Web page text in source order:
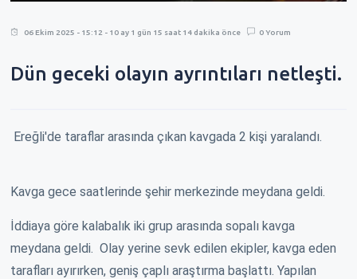
06 Ekim 2025 - 15:12 - 10 ay 1 gün 15 saat 14 dakika önce 0 Yorum
Dün geceki olayın ayrıntıları netleşti.
Ereğli'de taraflar arasında çıkan kavgada 2 kişi yaralandı.
Kavga gece saatlerinde şehir merkezinde meydana geldi.
İddiaya göre kalabalık iki grup arasında sopalı kavga
meydana geldi. Olay yerine sevk edilen ekipler, kavga eden
tarafları ayırırken, geniş çaplı araştırma başlattı. Yapılan